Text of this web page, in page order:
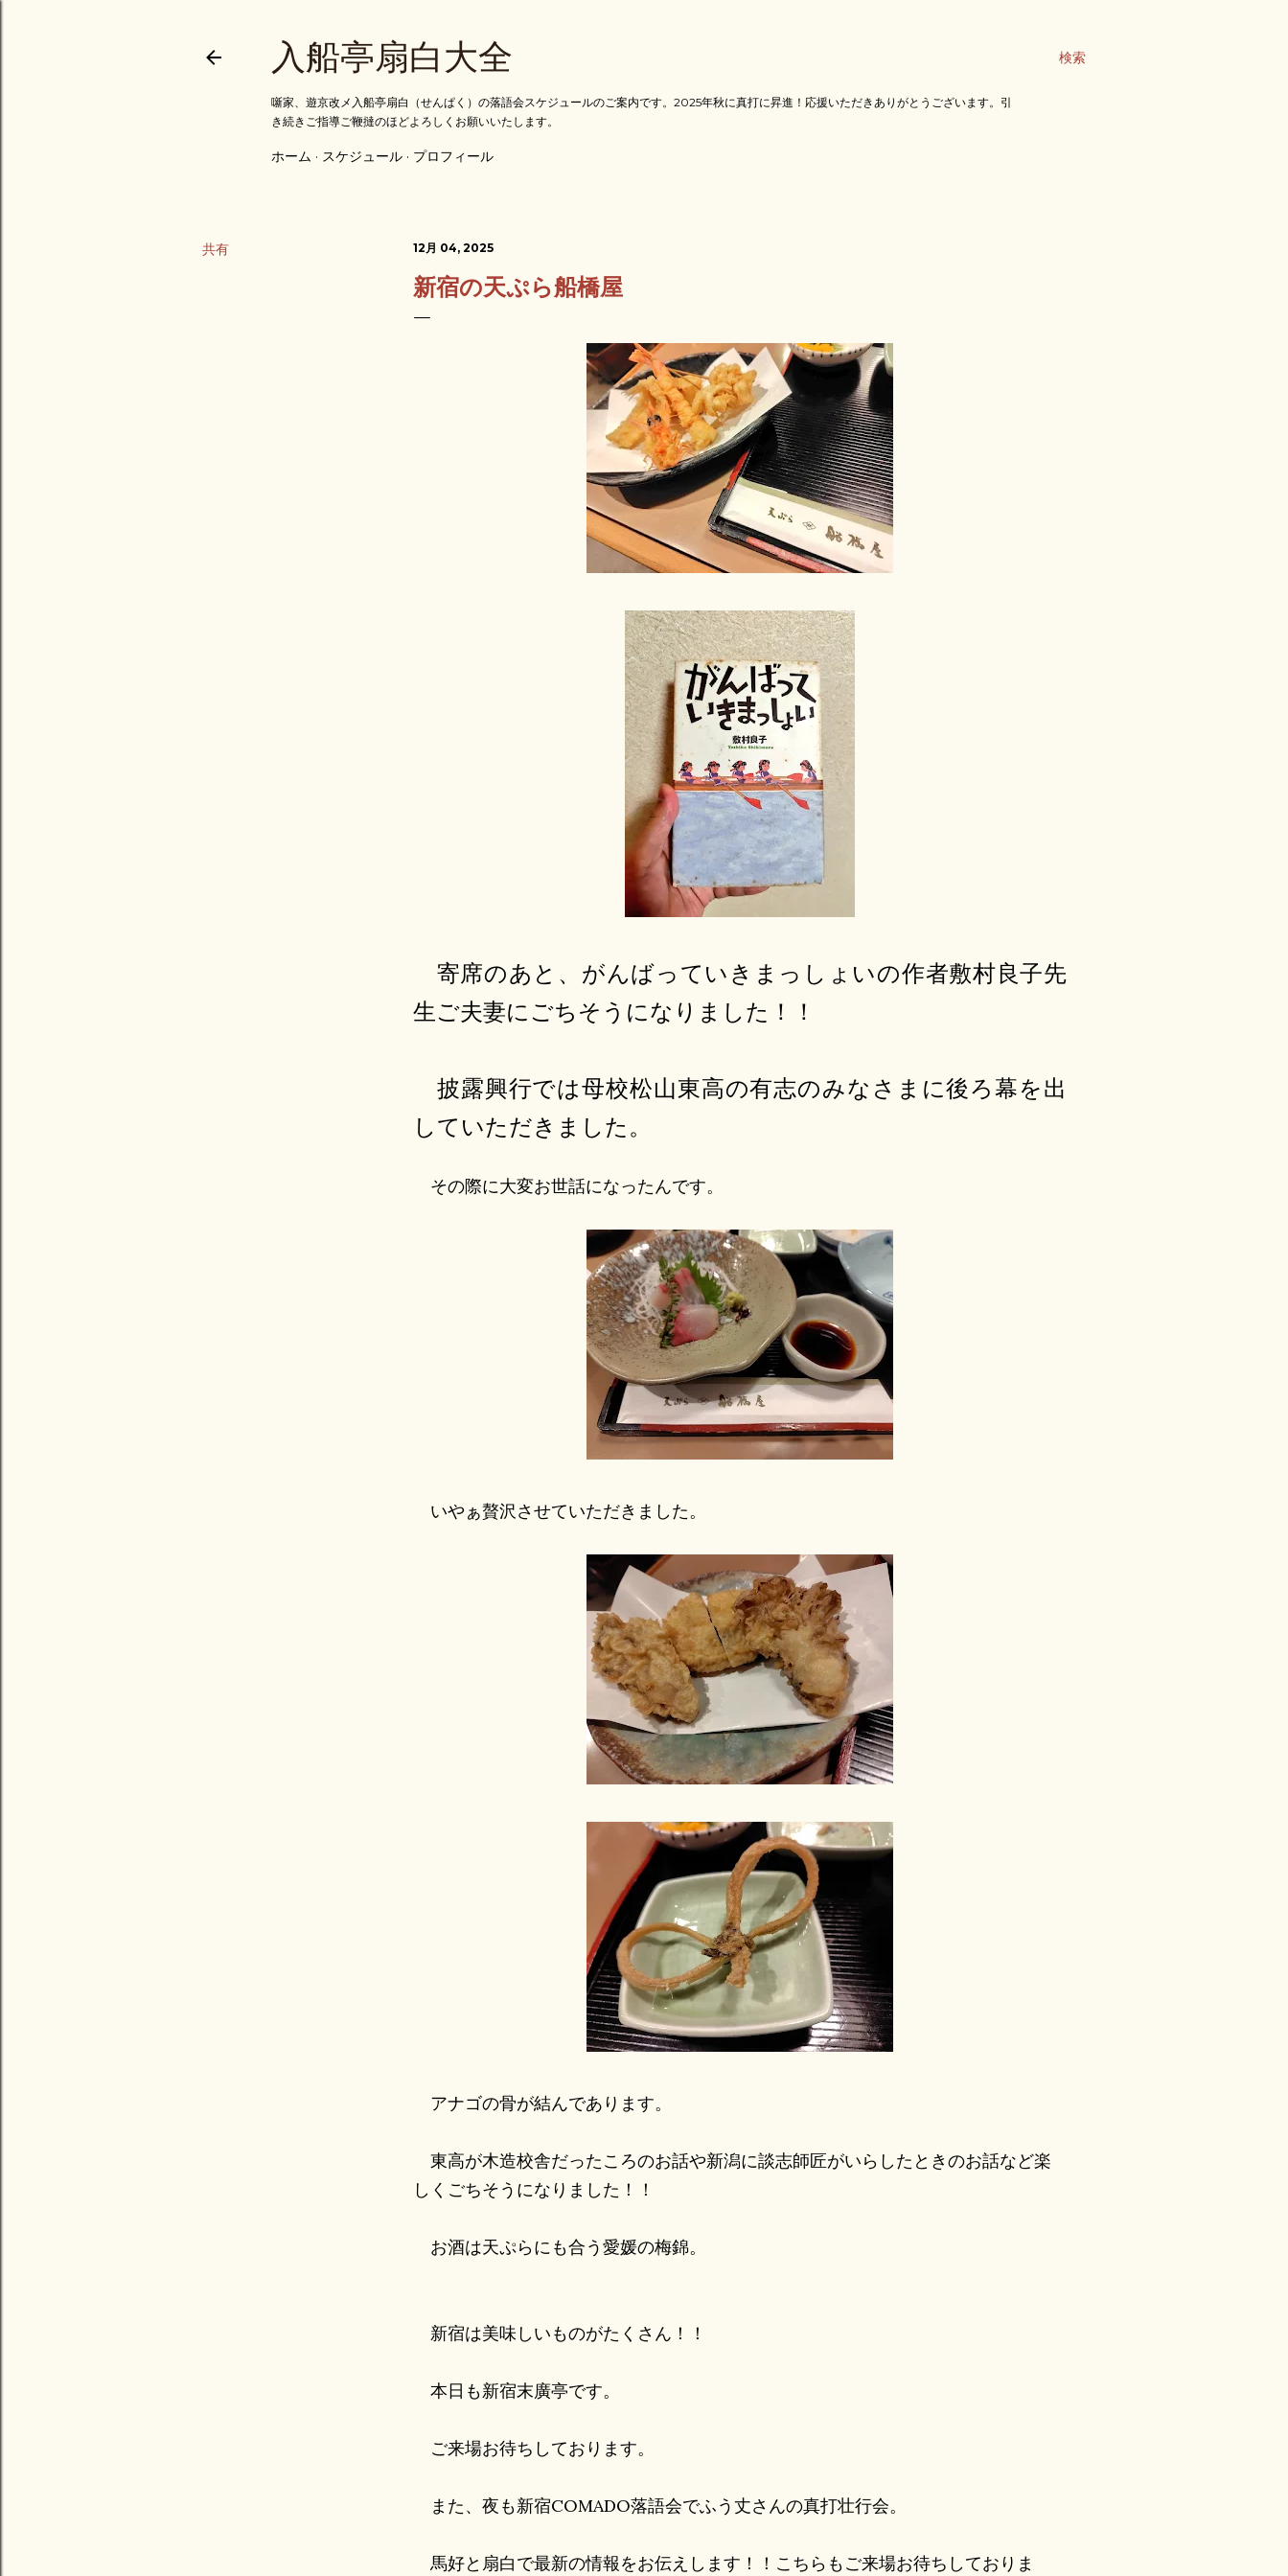
検索
入船亭扇白大全
噺家、遊京改メ入船亭扇白（せんぱく）の落語会スケジュールのご案内です。2025年秋に真打に昇進！応援いただきありがとうございます。引
き続きご指導ご鞭撻のほどよろしくお願いいたします。
ホーム スケジュール プロフィール
共有 12月 04, 2025
新宿の天ぷら船橋屋
寄席のあと、がんばっていきまっしょいの作者敷村良子先
生ご夫妻にごちそうになりました！！
披露興行では母校松山東高の有志のみなさまに後ろ幕を出
していただきました。
その際に大変お世話になったんです。
いやぁ贅沢させていただきました。
アナゴの骨が結んであります。
東高が木造校舎だったころのお話や新潟に談志師匠がいらしたときのお話など楽
しくごちそうになりました！！
お酒は天ぷらにも合う愛媛の梅錦。
新宿は美味しいものがたくさん！！
本日も新宿末廣亭です。
ご来場お待ちしております。
また、夜も新宿COMADO落語会でふう丈さんの真打壮行会。
馬好と扇白で最新の情報をお伝えします！！こちらもご来場お待ちしておりま